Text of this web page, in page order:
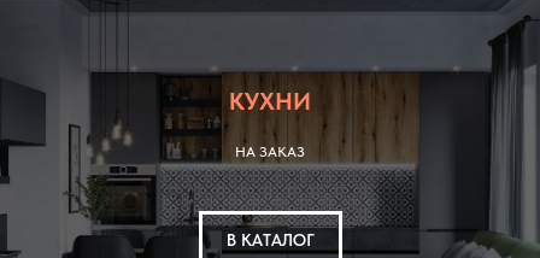
КУХНИ
НА ЗАКАЗ
В КАТАЛОГ